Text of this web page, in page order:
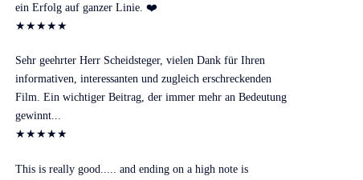
ein Erfolg auf ganzer Linie. ❤️
★★★★★
Sehr geehrter Herr Scheidsteger, vielen Dank für Ihren
informativen, interessanten und zugleich erschreckenden
Film. Ein wichtiger Beitrag, der immer mehr an Bedeutung
gewinnt...
★★★★★
This is really good..... and ending on a high note is